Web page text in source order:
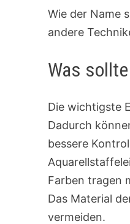
Wie der Name
andere
Was
Die wichtigste
Dadurch
bessere
Farben tragen
Das Material
vermeiden.